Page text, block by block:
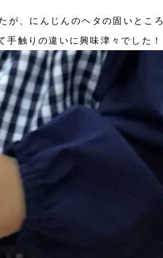
が、にんじんのヘタの固いところ
触りの違いに興味津々でした！